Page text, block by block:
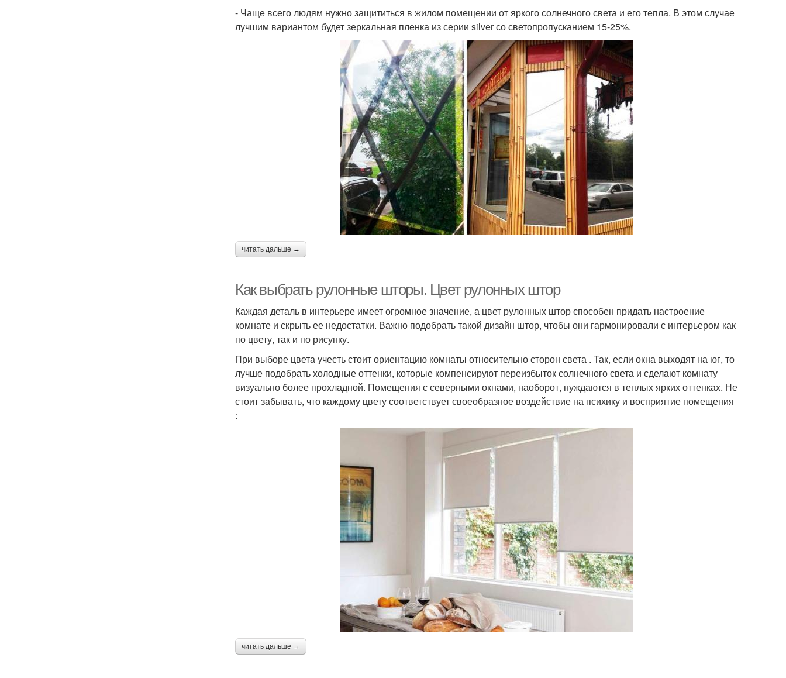
- Чаще всего людям нужно защититься в жилом помещении от яркого солнечного света и его тепла. В этом случае
лучшим вариантом будет зеркальная пленка из серии silver со светопропусканием 15-25%.
читать дальше →
Как выбрать рулонные шторы. Цвет рулонных штор
Каждая деталь в интерьере имеет огромное значение, а цвет рулонных штор способен придать настроение
комнате и скрыть ее недостатки. Важно подобрать такой дизайн штор, чтобы они гармонировали с интерьером как
по цвету, так и по рисунку.
При выборе цвета учесть стоит ориентацию комнаты относительно сторон света . Так, если окна выходят на юг, то
лучше подобрать холодные оттенки, которые компенсируют переизбыток солнечного света и сделают комнату
визуально более прохладной. Помещения с северными окнами, наоборот, нуждаются в теплых ярких оттенках. Не
стоит забывать, что каждому цвету соответствует своеобразное воздействие на психику и восприятие помещения
:
читать дальше →